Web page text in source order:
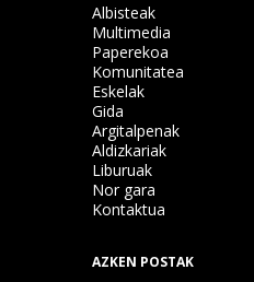
Albisteak
Multimedia
Paperekoa
Komunitatea
Eskelak
Gida
Argitalpenak
Aldizkariak
Liburuak
Nor gara
Kontaktua
AZKEN POSTAK